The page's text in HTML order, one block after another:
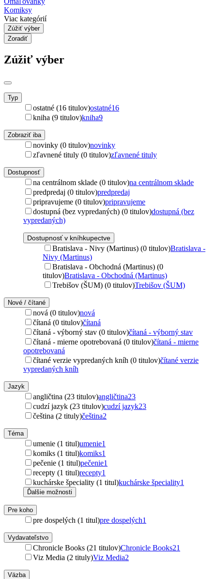
Komiksy
Viac kategórií
Zúžiť výber
Zoradiť
Zúžiť výber
Typ
ostatné (16 titulov)ostatné16
kniha (9 titulov)kniha9
Zobraziť iba
novinky (0 titulov)novinky
zľavnené tituly (0 titulov)zľavnené tituly
Dostupnosť
na centrálnom sklade (0 titulov)na centrálnom sklade
predpredaj (0 titulov)predpredaj
pripravujeme (0 titulov)pripravujeme
dostupná (bez vypredaných) (0 titulov)dostupná (bez
vypredaných)
Dostupnosť v kníhkupectve
Bratislava - Nivy (Martinus) (0 titulov)Bratislava -
Nivy (Martinus)
Bratislava - Obchodná (Martinus) (0
titulov)Bratislava - Obchodná (Martinus)
Trebišov (ŠUM) (0 titulov)Trebišov (ŠUM)
Nové / čítané
nová (0 titulov)nová
čítaná (0 titulov)čítaná
čítaná - výborný stav (0 titulov)čítaná - výborný stav
čítaná - mierne opotrebovaná (0 titulov)čítaná - mierne
opotrebovaná
čítané verzie vypredaných kníh (0 titulov)čítané verzie
vypredaných kníh
Jazyk
angličtina (23 titulov)angličtina23
cudzí jazyk (23 titulov)cudzí jazyk23
čeština (2 tituly)čeština2
Téma
umenie (1 titul)umenie1
komiks (1 titul)komiks1
pečenie (1 titul)pečenie1
recepty (1 titul)recepty1
kuchárske špeciality (1 titul)kuchárske špeciality1
Ďalšie možnosti
Pre koho
pre dospelých (1 titul)pre dospelých1
Vydavateľstvo
Chronicle Books (21 titulov)Chronicle Books21
Viz Media (2 tituly)Viz Media2
Väzba